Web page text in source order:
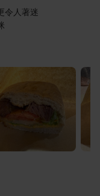
令人著迷